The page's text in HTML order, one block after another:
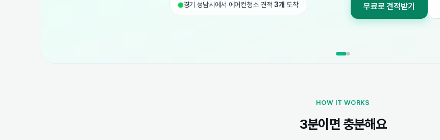
경기 성남시에서 에어컨청소 견적3개 도착 무료로 견적받기
HOW IT WORKS
3분이면 충분해요